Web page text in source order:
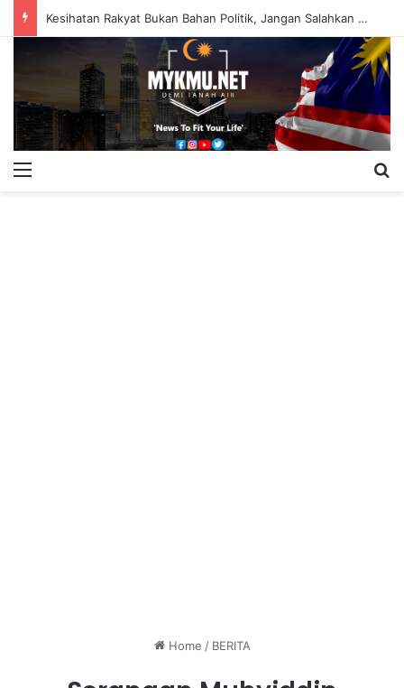
Kesihatan Rakyat Bukan Bahan Politik, Jangan Salahkan Onn Hafiz – Haslinda Salleh
Home / BERITA